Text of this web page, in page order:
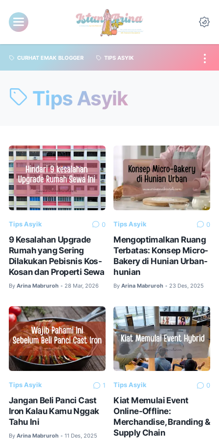
CURHAT EMAK BLOGGER TIPS ASYIK
Tips Asyik
Tips Asyik 0
9 Kesalahan Upgrade
Rumah yang Sering
Dilakukan Pebisnis Kos-
Kosan dan Properti Sewa
By Arina Mabruroh • 28 Mar, 2026
Tips Asyik 0
Mengoptimalkan Ruang
Terbatas: Konsep Micro-
Bakery di Hunian Urban-
hunian
By Arina Mabruroh • 23 Des, 2025
Tips Asyik 1
Jangan Beli Panci Cast
Iron Kalau Kamu Nggak
Tahu Ini
By Arina Mabruroh • 11 Des, 2025
Tips Asyik 0
Kiat Memulai Event
Online-Offline:
Merchandise, Branding &
Supply Chain